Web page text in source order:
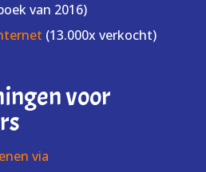
van 2016)
(13.000x verkocht)
voor
via